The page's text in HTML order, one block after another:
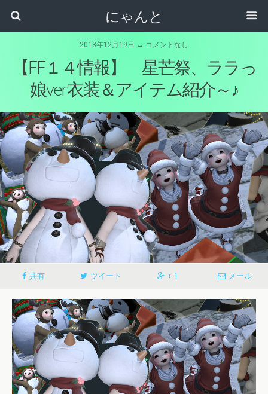
にゃんと
2013年12月19日 ↔ コメントなし
【FF１４情報】 星芒祭、ララっ
娘ver衣装＆アイテム紹介～♪
共有 ツイート + 1 メール